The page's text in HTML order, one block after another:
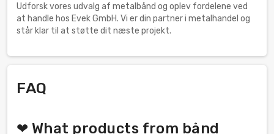
Udforsk vores udvalg af metalbånd og oplev fordelene ved
at handle hos Evek GmbH. Vi er din partner i metalhandel og
står klar til at støtte dit næste projekt.
FAQ
❤ What products from bånd